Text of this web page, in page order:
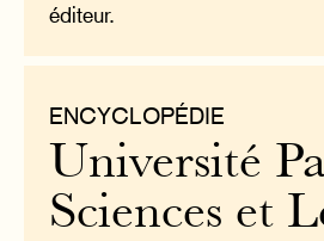
éditeur.
ENCYCLOPÉDIE
Université
Sciences et